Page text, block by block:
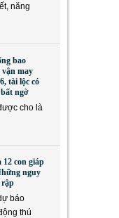
năng
bao
vận may
tài lộc có
ngờ
cho là
12 con giáp
nguy
rập
báo
thú